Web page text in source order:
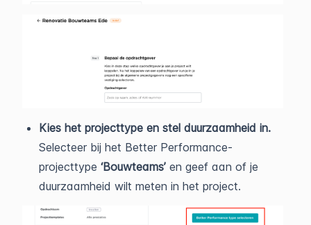
Kies het projecttype en stel duurzaamheid in.
Selecteer bij het Better Performance-
projecttype ‘Bouwteams’ en geef aan of je
duurzaamheid wilt meten in het project.